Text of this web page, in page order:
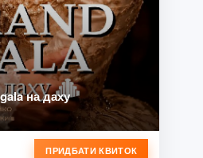
на даху
ПРИДБАТИ КВИТОК